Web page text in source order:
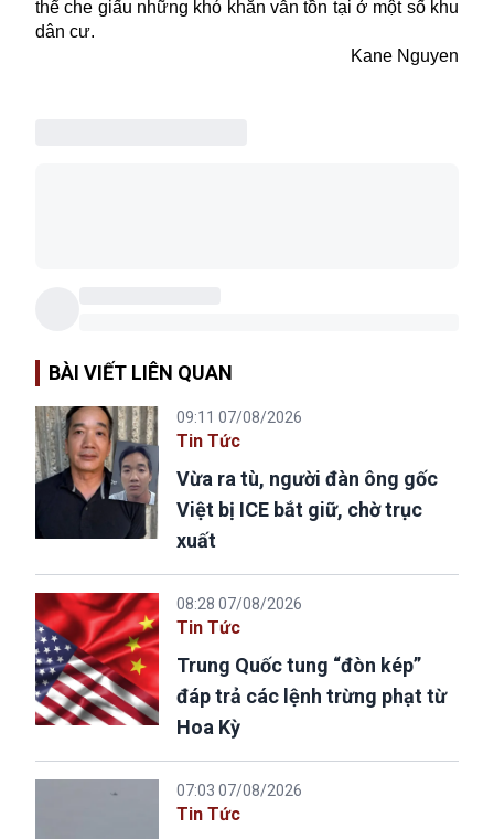
thể che giấu những khó khăn vẫn tồn tại ở một số khu
dân cư.
Kane Nguyen
BÀI VIẾT LIÊN QUAN
09:11 07/08/2026
Tin Tức
Vừa ra tù, người đàn ông gốc
Việt bị ICE bắt giữ, chờ trục
xuất
08:28 07/08/2026
Tin Tức
Trung Quốc tung “đòn kép”
đáp trả các lệnh trừng phạt từ
Hoa Kỳ
07:03 07/08/2026
Tin Tức